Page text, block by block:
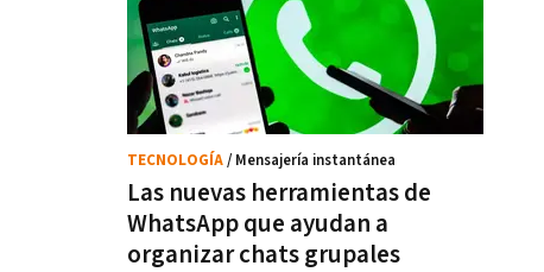
Las nuevas herramientas de
WhatsApp que ayudan a
organizar chats grupales
TECNOLOGÍA/ Mensajería instantánea